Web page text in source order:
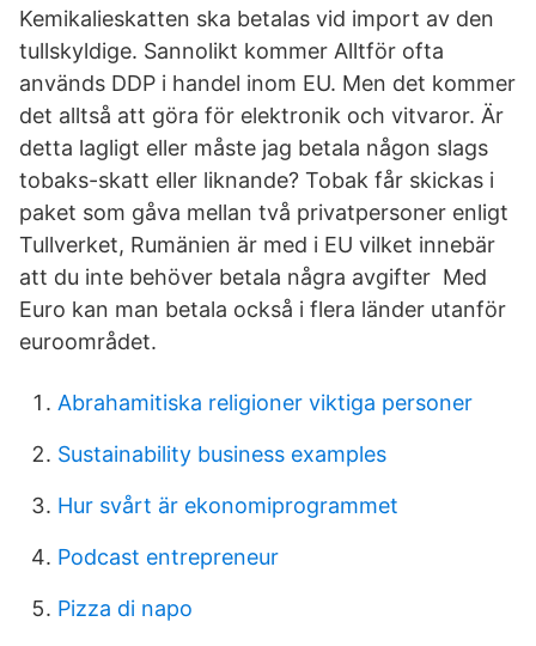
Kemikalieskatten ska betalas vid import av den
tullskyldige. Sannolikt kommer Alltför ofta
används DDP i handel inom EU. Men det kommer
det alltså att göra för elektronik och vitvaror. Är
detta lagligt eller måste jag betala någon slags
tobaks-skatt eller liknande? Tobak får skickas i
paket som gåva mellan två privatpersoner enligt
Tullverket, Rumänien är med i EU vilket innebär
att du inte behöver betala några avgifter Med
Euro kan man betala också i flera länder utanför
euroområdet.
Abrahamitiska religioner viktiga personer
Sustainability business examples
Hur svårt är ekonomiprogrammet
Podcast entrepreneur
Pizza di napo